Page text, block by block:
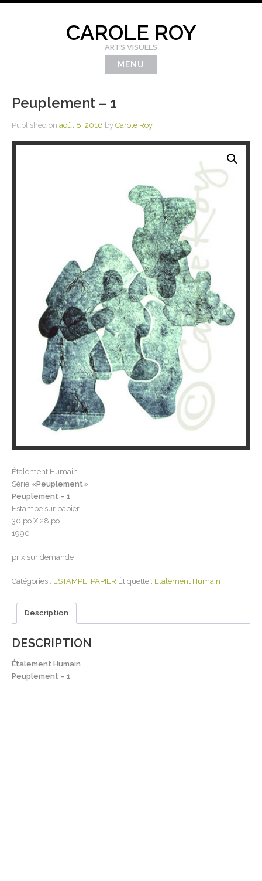
CAROLE ROY
ARTS VISUELS
MENU
Peuplement – 1
Published on août 8, 2016 by Carole Roy
Étalement Humain
Série «Peuplement»
Peuplement – 1
Estampe sur papier
30 po X 28 po
1990
prix sur demande
Catégories : ESTAMPE PAPIER Étiquette : Étalement Humain
Description
DESCRIPTION
Étalement Humain
Peuplement – 1